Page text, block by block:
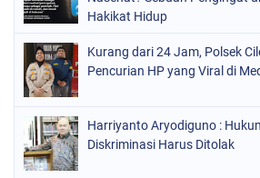
Hakikat Hidup
Kurang dari 24 Jam, Polsek
Pencurian HP yang Viral di
Harriyanto Aryodiguno :
Diskriminasi Harus Ditolak